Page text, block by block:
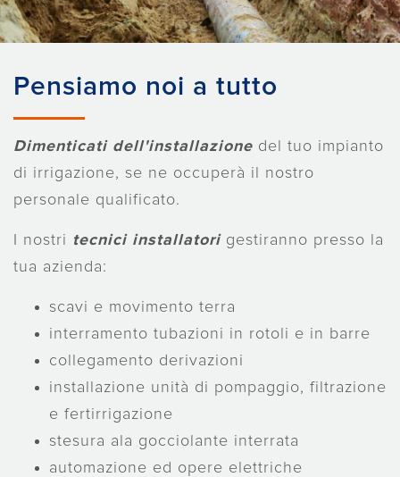
Pensiamo noi a tutto
Dimenticati dell'installazione del tuo impianto
di irrigazione, se ne occuperà il nostro
personale qualificato.
I nostri tecnici installatori gestiranno presso la
tua azienda:
scavi e movimento terra
interramento tubazioni in rotoli e in barre
collegamento derivazioni
installazione unità di pompaggio, filtrazione
e fertirrigazione
stesura ala gocciolante interrata
automazione ed opere elettriche